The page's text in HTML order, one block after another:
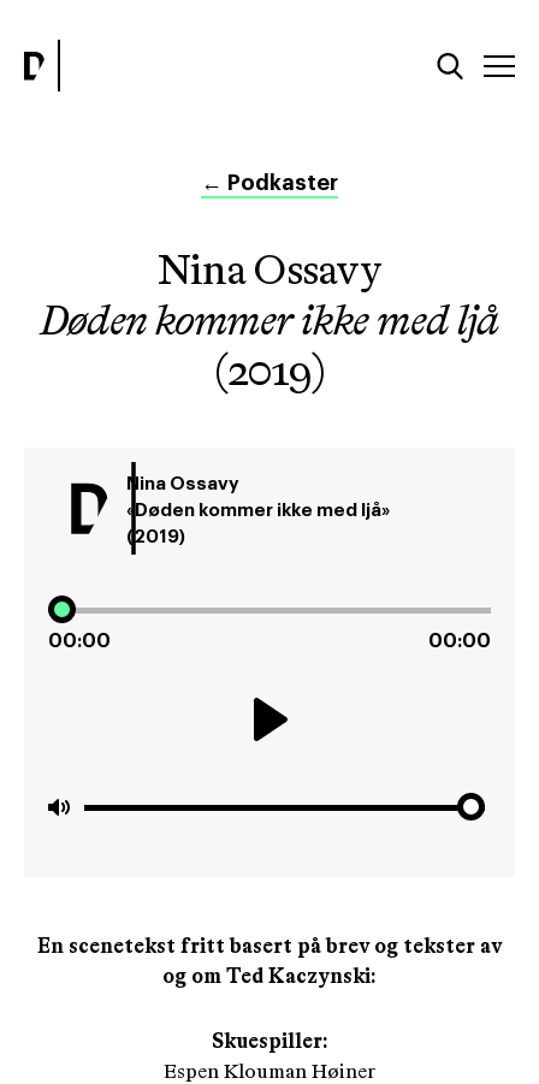
← Podkaster
Nina Ossavy
Døden kommer ikke med ljå
(2019)
Nina Ossavy
«Døden kommer ikke med ljå»
(2019)
00:00 00:00
En scenetekst fritt basert på brev og tekster av
og om Ted Kaczynski:
Skuespiller:
Espen Klouman Høiner